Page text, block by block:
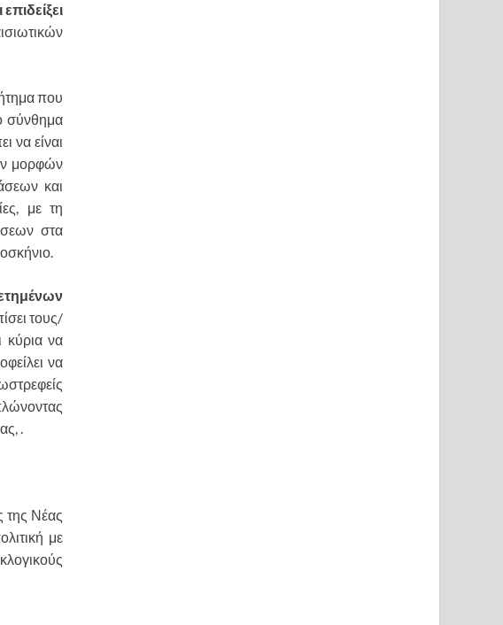
που
σύνθημα
να είναι
μορφών
και
με τη
στα
τους/
κύρια να
να
.
της Νέας
με